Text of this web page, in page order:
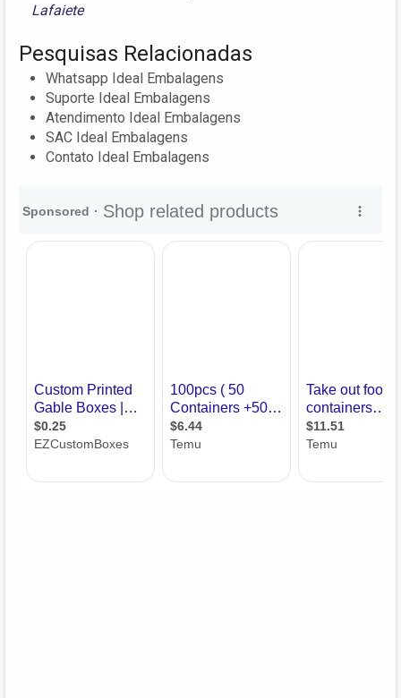
Lafaiete
Pesquisas Relacionadas
Whatsapp Ideal Embalagens
Suporte Ideal Embalagens
Atendimento Ideal Embalagens
SAC Ideal Embalagens
Contato Ideal Embalagens